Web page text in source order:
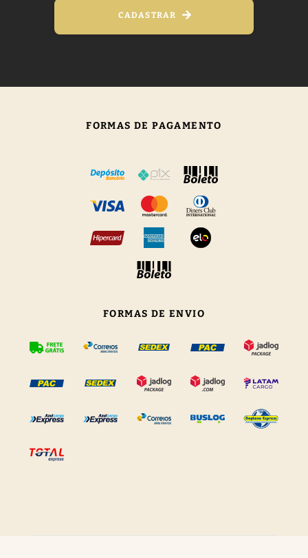
CADASTRAR
FORMAS DE PAGAMENTO
FORMAS DE ENVIO